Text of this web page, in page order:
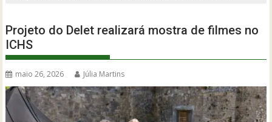
Projeto do Delet realizará mostra de filmes no
ICHS
maio 26, 2026 Júlia Martins